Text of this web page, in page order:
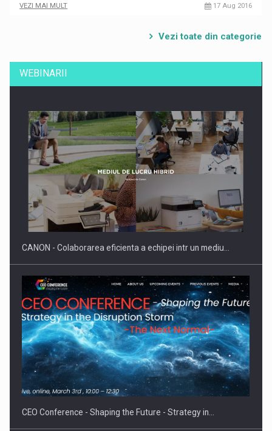
VEZI MAI MULT 17 Aug 2016
Vezi toate din categorie
WEBINARII
CANON - Colaborarea eficienta a echipei intr un mediu…
CEO Conference - Shaping the Future - Strategy in…